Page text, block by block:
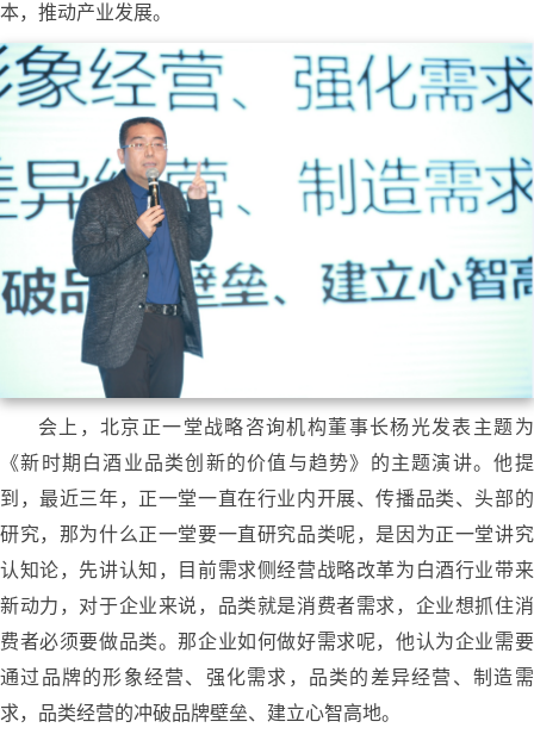
本，推动产业发展。
会上，北京正一堂战略咨询机构董事长杨光发表主题为
《新时期白酒业品类创新的价值与趋势》的主题演讲。他提
到，最近三年，正一堂一直在行业内开展、传播品类、头部的
研究，那为什么正一堂要一直研究品类呢，是因为正一堂讲究
认知论，先讲认知，目前需求侧经营战略改革为白酒行业带来
新动力，对于企业来说，品类就是消费者需求，企业想抓住消
费者必须要做品类。那企业如何做好需求呢，他认为企业需要
通过品牌的形象经营、强化需求，品类的差异经营、制造需
求，品类经营的冲破品牌壁垒、建立心智高地。